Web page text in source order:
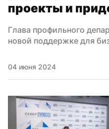
проекты и
Глава профильного
новой поддержке для
04 июня 2024